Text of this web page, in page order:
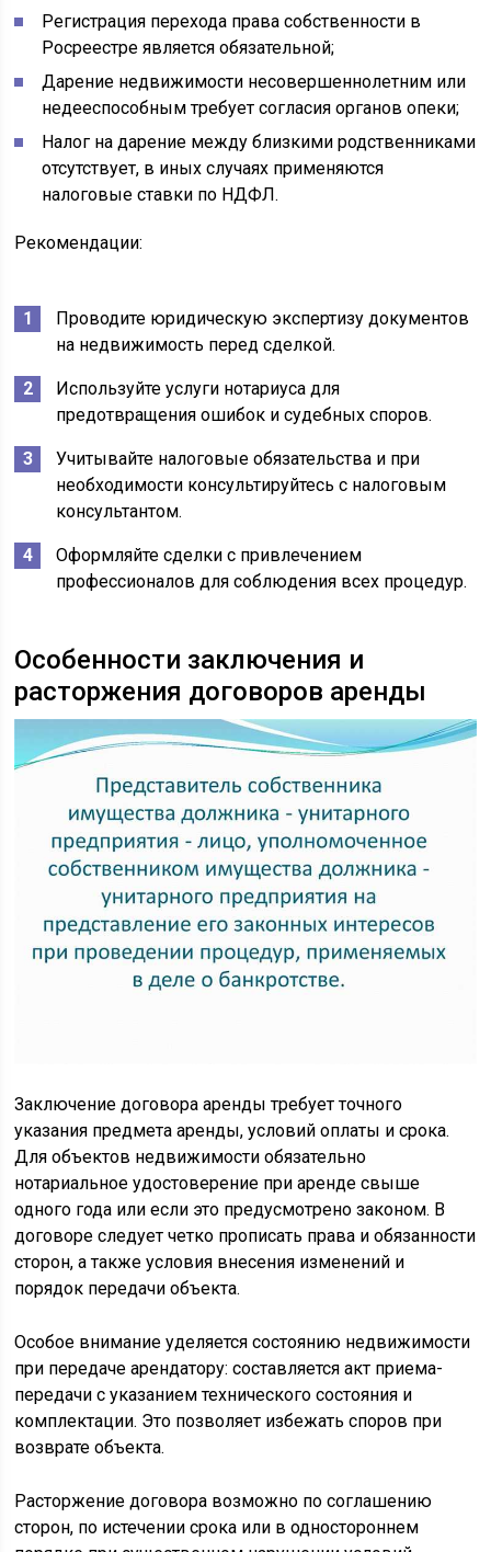
Регистрация перехода права собственности в
Росреестре является обязательной;
Дарение недвижимости несовершеннолетним или
недееспособным требует согласия органов опеки;
Налог на дарение между близкими родственниками
отсутствует, в иных случаях применяются
налоговые ставки по НДФЛ.
Рекомендации:
Проводите юридическую экспертизу документов
на недвижимость перед сделкой.
Используйте услуги нотариуса для
предотвращения ошибок и судебных споров.
Учитывайте налоговые обязательства и при
необходимости консультируйтесь с налоговым
консультантом.
Оформляйте сделки с привлечением
профессионалов для соблюдения всех процедур.
Особенности заключения и
расторжения договоров аренды
Заключение договора аренды требует точного
указания предмета аренды, условий оплаты и срока.
Для объектов недвижимости обязательно
нотариальное удостоверение при аренде свыше
одного года или если это предусмотрено законом. В
договоре следует четко прописать права и обязанности
сторон, а также условия внесения изменений и
порядок передачи объекта.
Особое внимание уделяется состоянию недвижимости
при передаче арендатору: составляется акт приема-
передачи с указанием технического состояния и
комплектации. Это позволяет избежать споров при
возврате объекта.
Расторжение договора возможно по соглашению
сторон, по истечении срока или в одностороннем